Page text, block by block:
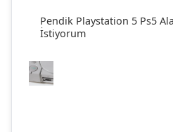
Pendik Playstation 5 Ps5
İstiyorum